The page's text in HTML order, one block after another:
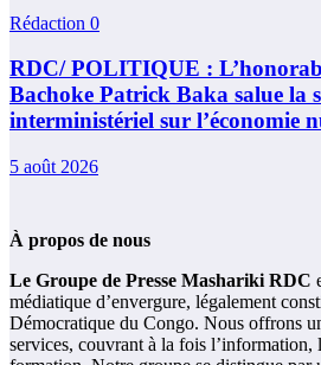
Rédaction 0
RDC/ POLITIQUE :
Bachoke Patrick Baka salue la
interministériel sur l’économie
5 août 2026
À propos de nous
Le Groupe de Presse Mashariki RDC
médiatique d’envergure, légalement
Démocratique du Congo. Nous offrons
services, couvrant à la fois l’information,